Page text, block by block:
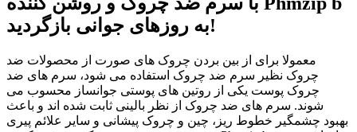
به روزهای جوانی بازگردید!
معمولا برای از بین بردن چروک های صورت از محصولات ضد
چروک نظیر سرم ضد چروک استفاده می شود، سرم های ضد
چروک پوست یکی از روتین های پوستی جوانساز محسوب می
شوند. سرم های ضد چروک از نظر بالینی ثابت شده اند و باعث
بهبود چشمگیر خطوط ریز، چین و چروک پیشانی و سایر علائم پیری